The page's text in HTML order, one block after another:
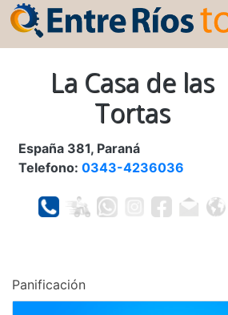
La Casa de las
Tortas
España 381, Paraná
Telefono: 0343-4236036
Panificación